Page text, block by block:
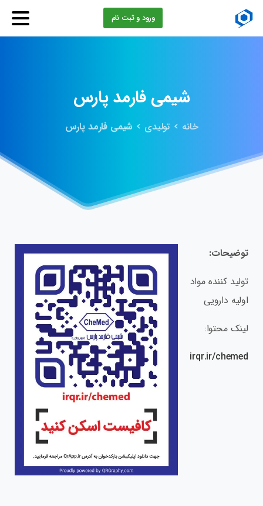
ورود و ثبت نام
شیمی فارمدپارس
خانه تولیدی شیمی فارمد پارس
توضیحات:
تولید کننده مواد
اولیه دارویی
لینک محتوا:
irqr.ir/chemed